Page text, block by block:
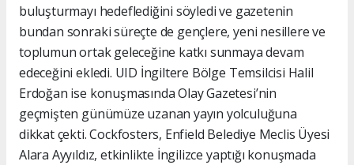
buluşturmayı hedeflediğini söyledi ve gazetenin
bundan sonraki süreçte de gençlere, yeni nesillere ve
toplumun ortak geleceğine katkı sunmaya devam
edeceğini ekledi. UID İngiltere Bölge Temsilcisi Halil
Erdoğan ise konuşmasında Olay Gazetesi’nin
geçmişten günümüze uzanan yayın yolculuğuna
dikkat çekti. Cockfosters, Enfield Belediye Meclis Üyesi
Alara Ayyıldız, etkinlikte İngilizce yaptığı konuşmada